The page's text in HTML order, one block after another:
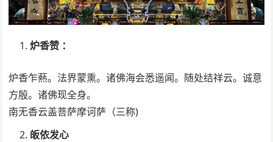
炉香赞 ：
炉香乍爇。法界蒙熏。诸佛海会悉遥闻。随处结祥云。诚意
方殷。诸佛现全身。
南无香云盖菩萨摩诃萨（三称)
皈依发心